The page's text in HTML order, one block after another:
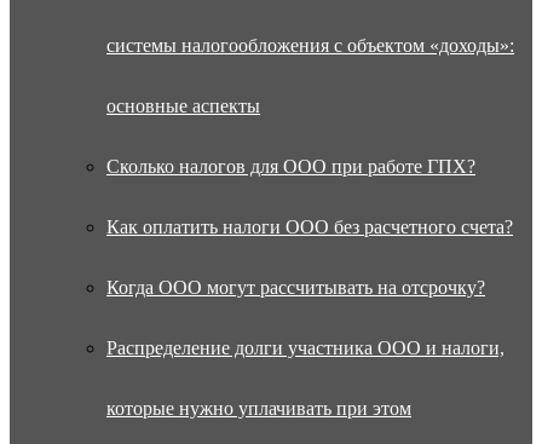
системы налогообложения с объектом «доходы»:
основные аспекты
Сколько налогов для ООО при работе ГПХ?
Как оплатить налоги ООО без расчетного счета?
Когда ООО могут рассчитывать на отсрочку?
Распределение долги участника ООО и налоги,
которые нужно уплачивать при этом